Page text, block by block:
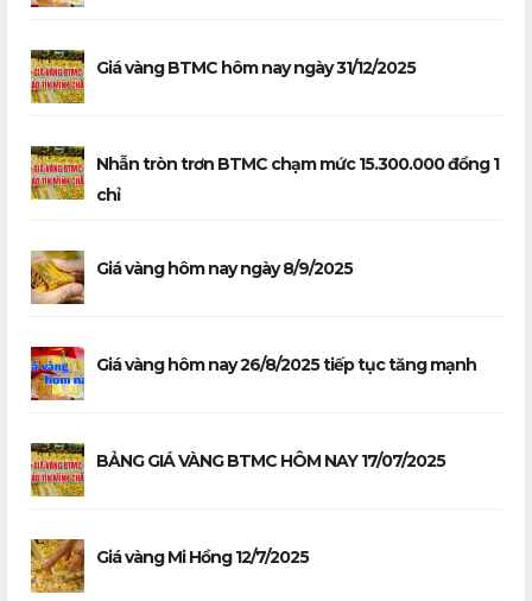
Giá vàng BTMC hôm nay ngày 31/12/2025
Nhẫn tròn trơn BTMC chạm mức 15.300.000 đồng 1
chỉ
Giá vàng hôm nay ngày 8/9/2025
Giá vàng hôm nay 26/8/2025 tiếp tục tăng mạnh
BẢNG GIÁ VÀNG BTMC HÔM NAY 17/07/2025
Giá vàng Mi Hồng 12/7/2025